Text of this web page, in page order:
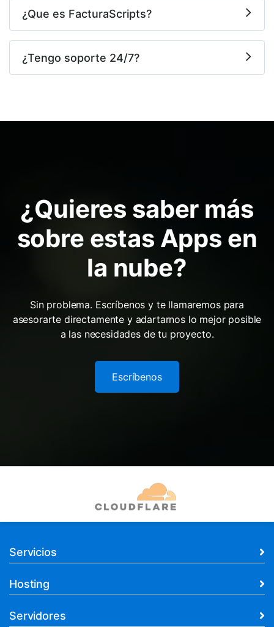
¿Que es FacturaScripts?
¿Tengo soporte 24/7?
¿Quieres saber más
sobre estas Apps en
la nube?
Sin problema. Escríbenos y te llamaremos para
asesorarte directamente y adartarnos lo mejor posible
a las necesidades de tu proyecto.
Escríbenos
Servicios
Hosting
Servidores